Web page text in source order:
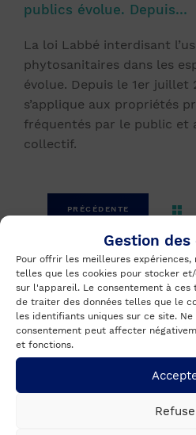
Gestion des
Pour offrir les meilleures
telles que les cookies pour stocker
sur l'appareil. Le consentement à ces
de traiter des données telles que le
les identifiants uniques sur ce site.
consentement peut affecter
et fonctions.
publics évolue. Depuis…
La loi Labbé interdisant
phytosanitaires dans les
évolue. Depuis le 1er juillet
s’applique aux propriétés
fréquentés par le public et
collectif.
PRÉCÉDENTE